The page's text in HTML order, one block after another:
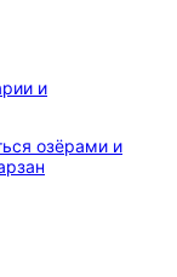
и
озёрами и